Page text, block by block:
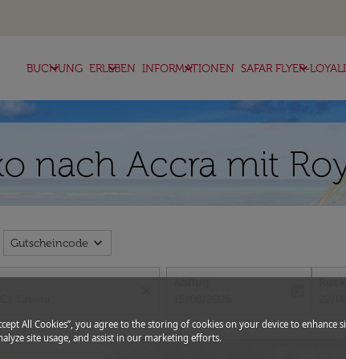
BUCHUNG
keyboard_arrow_down ERLEBEN
keyboard_arrow_down INFORMATIONEN
keyboard_arrow_down SAFAR FLYER-
keyboard_arrow_down
nach Accra mit
Gutscheincode expand_more
fc-
All Cookies”, you agree to the storing of cookies on your device to enhance
site usage, and assist in our marketing efforts.